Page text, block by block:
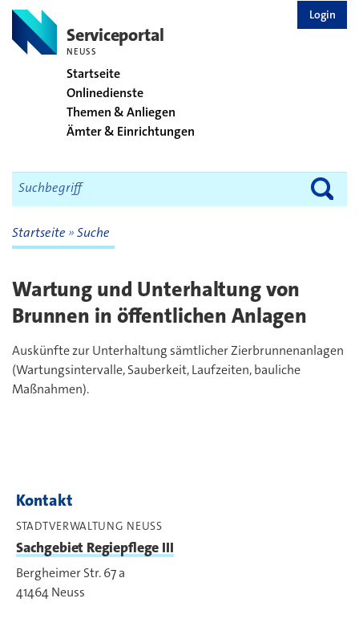
Serviceportal
NEUSS
Startseite
Onlinedienste
Themen & Anliegen
Ämter & Einrichtungen
Login
Startseite Suche
Wartung und Unterhaltung von
Brunnen in öffentlichen Anlagen
Auskünfte zur Unterhaltung sämtlicher Zierbrunnenanlagen
(Wartungsintervalle, Sauberkeit, Laufzeiten, bauliche
Maßnahmen).
Kontakt
STADTVERWALTUNG NEUSS
Sachgebiet Regiepflege III
Bergheimer Str. 67 a
41464Neuss